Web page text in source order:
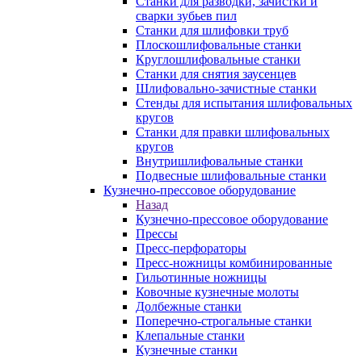
сварки зубьев пил
Станки для шлифовки труб
Плоскошлифовальные станки
Круглошлифовальные станки
Станки для снятия заусенцев
Шлифовально-зачистные станки
Стенды для испытания шлифовальных
кругов
Станки для правки шлифовальных
кругов
Внутришлифовальные станки
Подвесные шлифовальные станки
Кузнечно-прессовое оборудование
Назад
Кузнечно-прессовое оборудование
Прессы
Пресс-перфораторы
Пресс-ножницы комбинированные
Гильотинные ножницы
Ковочные кузнечные молоты
Долбежные станки
Поперечно-строгальные станки
Клепальные станки
Кузнечные станки